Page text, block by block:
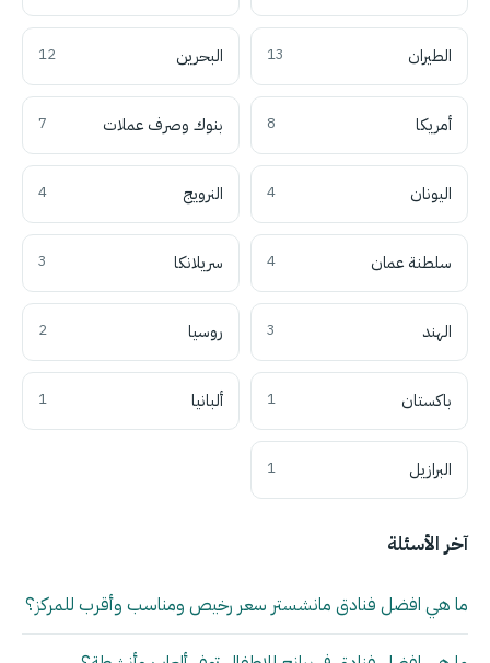
الطيران 13 البحرين 12
أمريكا 8 بنوك وصرف عملات 7
اليونان 4 النرويج 4
سلطنة عمان 4 سريلانكا 3
الهند 3 روسيا 2
باكستان 1 ألبانيا 1
البرازيل 1
آخر الأسئلة
ما هي افضل فنادق مانشستر سعر رخيص ومناسب وأقرب للمركز؟